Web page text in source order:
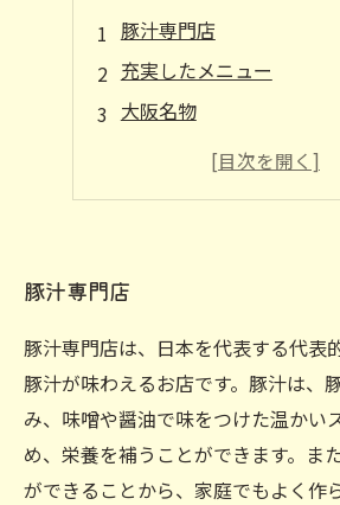
豚汁専門店
充実したメニュー
大阪名物
リーズナブル
豚汁専門店
豚汁専門店は、日本を代表する代表
豚汁が味わえるお店です。豚汁は、
み、味噌や醤油で味をつけた温かい
め、栄養を補うことができます。ま
ができることから、家庭でもよく作